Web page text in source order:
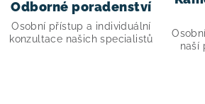
Odborné poradenství
Osobní přístup a individuální
konzultace našich specialistů
naší